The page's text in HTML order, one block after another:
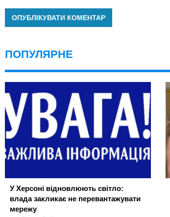
ПОПУЛЯРНЕ
У Херсоні відновлюють світло:
влада закликає не перевантажувати
мережу